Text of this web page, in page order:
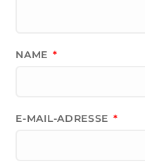
NAME *
E-MAIL-ADRESSE *